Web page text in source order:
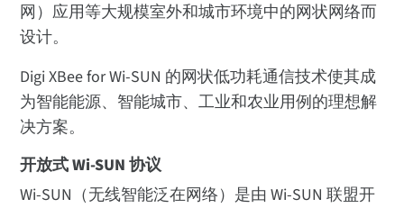
网）应用等大规模室外和城市环境中的网状网络而
设计。
Digi XBee for Wi-SUN 的网状低功耗通信技术使其成
为智能能源、智能城市、工业和农业用例的理想解
决方案。
开放式 Wi-SUN 协议
Wi-SUN（无线智能泛在网络）是由 Wi-SUN 联盟开